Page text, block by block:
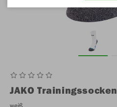
JAKO Trainingssocken